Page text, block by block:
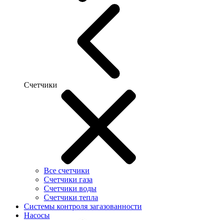
Счетчики
Все счетчики
Счетчики газа
Счетчики воды
Счетчики тепла
Системы контроля загазованности
Насосы